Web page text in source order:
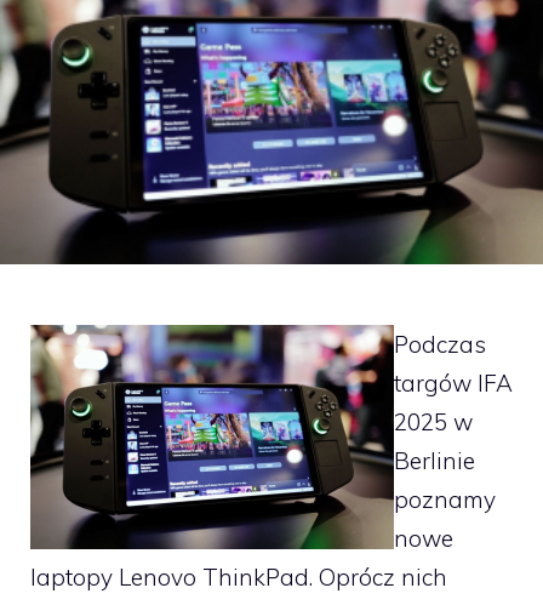
Podczas
targów IFA
2025 w
Berlinie
poznamy
nowe
laptopy Lenovo ThinkPad. Oprócz nich